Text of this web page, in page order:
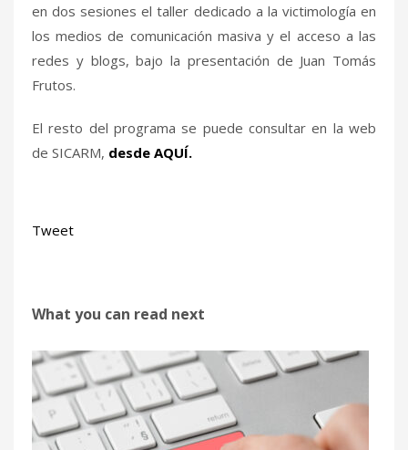
en dos sesiones el taller dedicado a la victimología en
los medios de comunicación masiva y el acceso a las
redes y blogs, bajo la presentación de Juan Tomás
Frutos.
El resto del programa se puede consultar en la web
de SICARM, desde AQUÍ.
Tweet
What you can read next